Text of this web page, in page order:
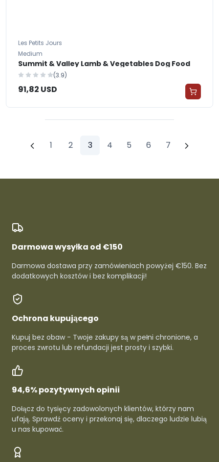
Les Petits Jours
Medium
Summit & Valley Lamb & Vegetables Dog Food
(3.9)
91,82 USD
1 2 3 4 5 6 7
Darmowa wysyłka od €150
Darmowa dostawa przy zamówieniach powyżej €150. Bez
dodatkowych kosztów i bez komplikacji!
Ochrona kupującego
Kupuj bez obaw - Twoje zakupy są w pełni chronione, a
proces zwrotu lub refundacji jest prosty i szybki.
94,6% pozytywnych opinii
Dołącz do tysięcy zadowolonych klientów, którzy nam
ufają. Sprawdź oceny i przekonaj się, dlaczego ludzie lubią
u nas kupować.